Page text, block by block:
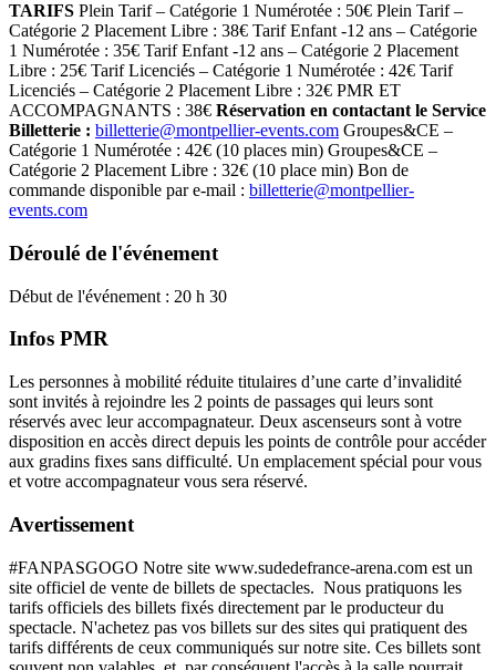
TARIFS Plein Tarif – Catégorie 1 Numérotée : 50€ Plein Tarif –
Catégorie 2 Placement Libre : 38€ Tarif Enfant -12 ans – Catégorie
1 Numérotée : 35€ Tarif Enfant -12 ans – Catégorie 2 Placement
Libre : 25€ Tarif Licenciés – Catégorie 1 Numérotée : 42€ Tarif
Licenciés – Catégorie 2 Placement Libre : 32€ PMR ET
ACCOMPAGNANTS : 38€ Réservation en contactant le Service
Billetterie : billetterie@montpellier-events.com Groupes&CE –
Catégorie 1 Numérotée : 42€ (10 places min) Groupes&CE –
Catégorie 2 Placement Libre : 32€ (10 place min) Bon de
commande disponible par e-mail : billetterie@montpellier-
events.com
Déroulé de l'événement
Début de l'événement : 20 h 30
Infos PMR
Les personnes à mobilité réduite titulaires d’une carte d’invalidité
sont invités à rejoindre les 2 points de passages qui leurs sont
réservés avec leur accompagnateur. Deux ascenseurs sont à votre
disposition en accès direct depuis les points de contrôle pour accéder
aux gradins fixes sans difficulté. Un emplacement spécial pour vous
et votre accompagnateur vous sera réservé.
Avertissement
#FANPASGOGO Notre site www.sudedefrance-arena.com est un
site officiel de vente de billets de spectacles. Nous pratiquons les
tarifs officiels des billets fixés directement par le producteur du
spectacle. N'achetez pas vos billets sur des sites qui pratiquent des
tarifs différents de ceux communiqués sur notre site. Ces billets sont